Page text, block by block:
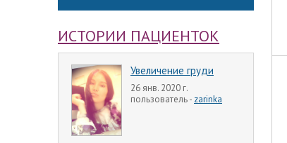
ИСТОРИИ ПАЦИЕНТОК
Увеличение груди
26 янв. 2020 г.
пользователь - zarinka